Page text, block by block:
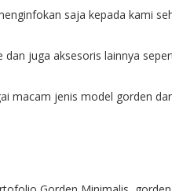
saja kepada kami
juga aksesoris lainnya
macam jenis model gorden